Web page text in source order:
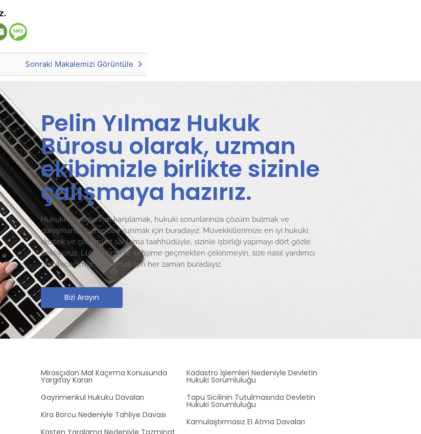
Sonraki Makalemizi Görüntüle
Pelin Yılmaz Hukuk
Bürosu olarak, uzman
ekibimizle birlikte sizinle
çalışmaya hazırız.
Hukuki ihtiyaçlarınızı karşılamak, hukuki sorunlarınıza çözüm bulmak ve
danışmanlık hizmetleri sunmak için buradayız. Müvekkillerimize en iyi hukuki
destek ve çözümleri sağlama taahhüdüyle, sizinle işbirliği yapmayı dört gözle
bekliyoruz. Lütfen bizimle iletişime geçmekten çekinmeyin, size nasıl yardımcı
olabileceğimizi konuşmak için her zaman buradayız.
Bizi Arayın
Mirasçıdan Mal Kaçırma Konusunda
Yargıtay Kararı
Gayrimenkul Hukuku Davaları
Kira Borcu Nedeniyle Tahliye Davası
Kasten Yaralama Nedeniyle Tazminat
Kadastro İşlemleri Nedeniyle Devletin
Hukuki Sorumluluğu
Tapu Sicilinin Tutulmasında Devletin
Hukuki Sorumluluğu
Kamulaştırmasız El Atma Davaları